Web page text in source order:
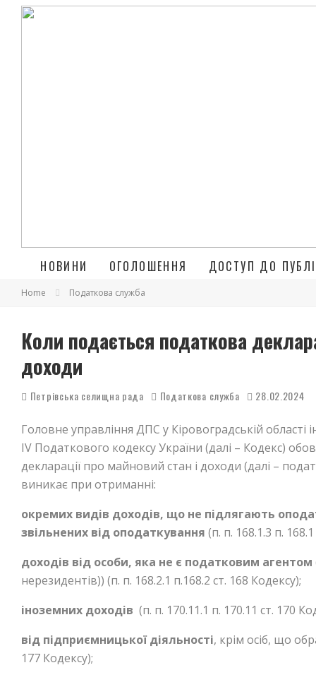
НОВИНИ ОГОЛОШЕННЯ ДОСТУП ДО
Home Податкова служба
Коли подається податкова
доходи
Петрівська селищна рада Податкова служба 28.02.2024
Головне управління ДПС у Кіровоградській
IV Податкового кодексу України (далі – Кодекс)
декларації про майновий стан і доходи (далі –
виникає при отриманні:
окремих видів доходів, що не підлягають
звільнених від оподаткування (п. п. 168.1.3 п.
доходів від особи, яка не є податковим агентом
нерезидентів)) (п. п. 168.2.1 п.168.2 ст. 168 Кодексу);
іноземних доходів (п. п. 170.11.1 п. 170.11 ст. 170
від підприємницької діяльності, крім осіб, що
177 Кодексу);